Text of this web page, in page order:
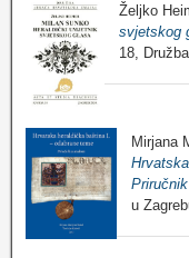
Željko
svjetskog
18,
Mirjana
u